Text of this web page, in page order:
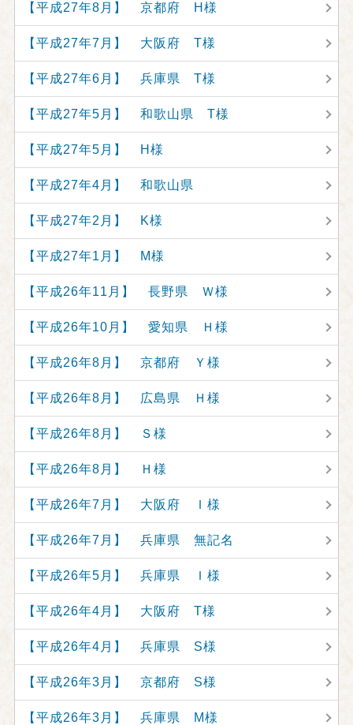
【平成27年8月】 京都府 H様
【平成27年7月】 大阪府 T様
【平成27年6月】 兵庫県 T様
【平成27年5月】 和歌山県 T様
【平成27年5月】 H様
【平成27年4月】 和歌山県
【平成27年2月】 K様
【平成27年1月】 M様
【平成26年11月】 長野県 Ｗ様
【平成26年10月】 愛知県 Ｈ様
【平成26年8月】 京都府 Ｙ様
【平成26年8月】 広島県 Ｈ様
【平成26年8月】 Ｓ様
【平成26年8月】 Ｈ様
【平成26年7月】 大阪府 Ｉ様
【平成26年7月】 兵庫県 無記名
【平成26年5月】 兵庫県 Ｉ様
【平成26年4月】 大阪府 T様
【平成26年4月】 兵庫県 S様
【平成26年3月】 京都府 S様
【平成26年3月】 兵庫県 M様